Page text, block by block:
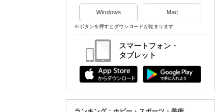
Windows Mac
※ボタンを押すとダウンロードが始まります
スマートフォン・
タブレット